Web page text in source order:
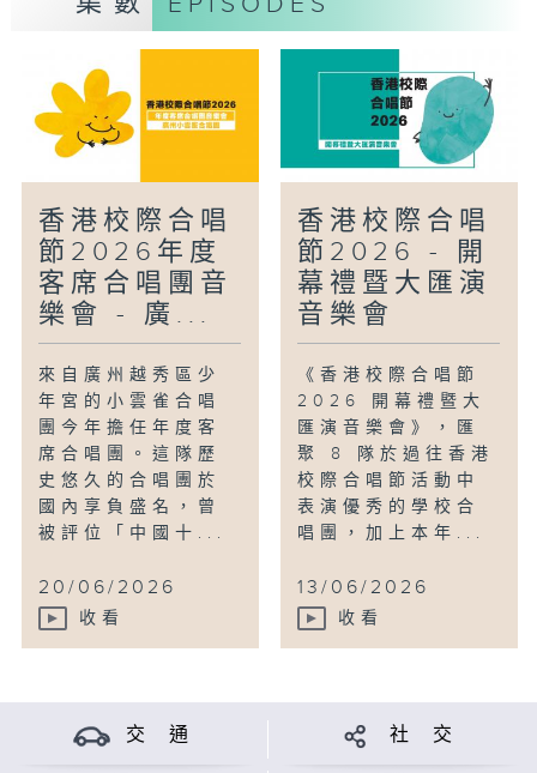
香港校際合唱
節2026年度
客席合唱團音
樂會 - 廣...
來自廣州越秀區少
年宮的小雲雀合唱
團今年擔任年度客
席合唱團。這隊歷
史悠久的合唱團於
國內享負盛名，曾
被評位「中國十...
20/06/2026
收看
香港校際合唱
節2026 - 開
幕禮暨大匯演
音樂會
《香港校際合唱節
2026 開幕禮暨大
匯演音樂會》，匯
聚 8 隊於過往香港
校際合唱節活動中
表演優秀的學校合
唱團，加上本年...
13/06/2026
收看
交 通 社 交